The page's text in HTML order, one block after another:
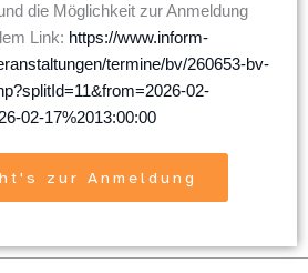
die Möglichkeit zur Anmeldung
Link: https://www.inform-
termine/bv/260653-bv-
02-
02-17%2013:00:00
zur Anmeldung